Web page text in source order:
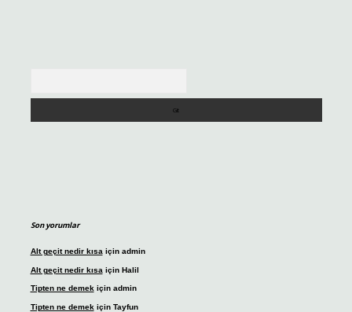
Son yorumlar
Alt geçit nedir kısa için admin
Alt geçit nedir kısa için Halil
Tipten ne demekiçin admin
Tipten ne demek için Tayfun